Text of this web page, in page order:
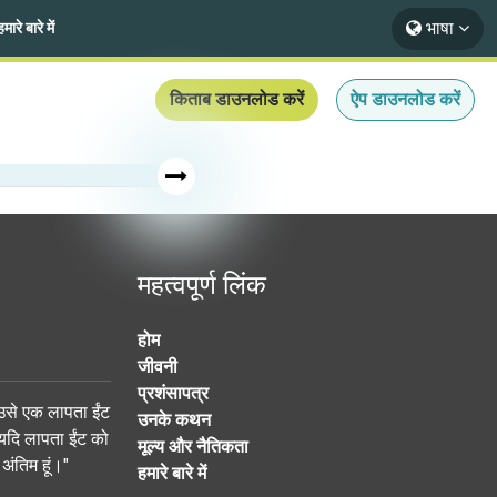
बारे में भाषा
किताब डाउनलोड करें ऐप डाउनलोड करें
एक लापता ईंट
लापता ईंट को
अंतिम हूं।"
महत्वपूर्ण लिंक
होम
जीवनी
प्रशंसापत्र
उनके कथन
मूल्य और नैतिकता
हमारे बारे में